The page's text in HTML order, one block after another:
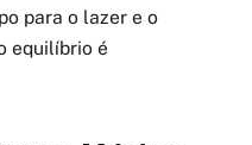
para o lazer e o
equilíbrio é